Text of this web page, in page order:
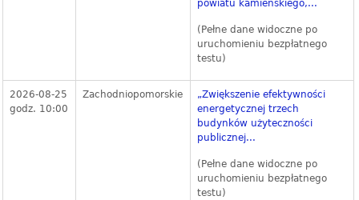
powiatu kamieńskiego,...
(Pełne dane widoczne po
uruchomieniu bezpłatnego
testu)
2026-08-25
godz. 10:00
Zachodniopomorskie
„Zwiększenie efektywności
energetycznej trzech
budynków użyteczności
publicznej...
(Pełne dane widoczne po
uruchomieniu bezpłatnego
testu)